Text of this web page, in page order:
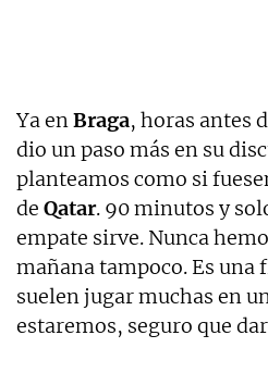
Ya enBraga, horas antes
dio un paso más en su
planteamos como si
de Qatar. 90 minutos y
empate sirve. Nunca
mañana tampoco. Es una
suelen jugar muchas en
estaremos, seguro que